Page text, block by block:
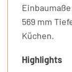
569 mm
Küchen.
Highlights